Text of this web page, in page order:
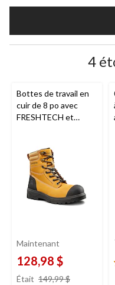
4
Bottes de travail en
cuir de 8 po avec
FRESHTECH et
Dakota WorkPro
Series
Maintenant
128,98 $
Était 149,99 $